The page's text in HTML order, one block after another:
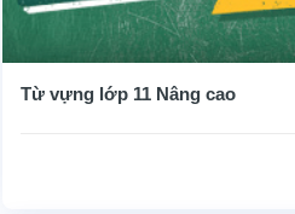
Từ vựng lớp 11 Nâng cao